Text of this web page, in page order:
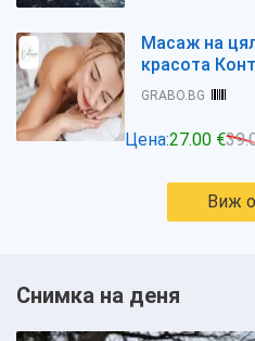
Масаж на
красота
GRABO.BG
Цена:27.00 €
Виж
Снимка на деня